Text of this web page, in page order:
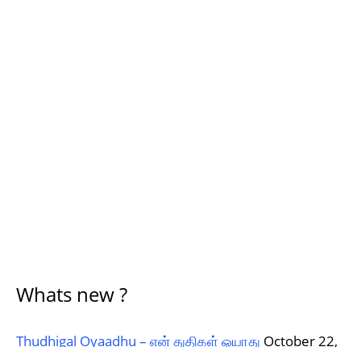
Whats new ?
Thudhigal Oyaadhu – என் துதிகள் ஓயாது October 22,